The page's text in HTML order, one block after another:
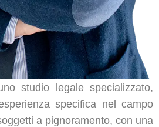
studio legale specializzato,
specifica nel campo
a pignoramento, con una